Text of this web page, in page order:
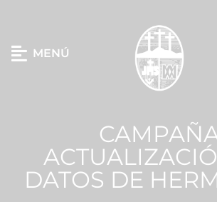
MENÚ
DATOS DE